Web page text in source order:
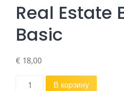
Real Estate
Basic
€ 18,00
КоличествоВ корзину